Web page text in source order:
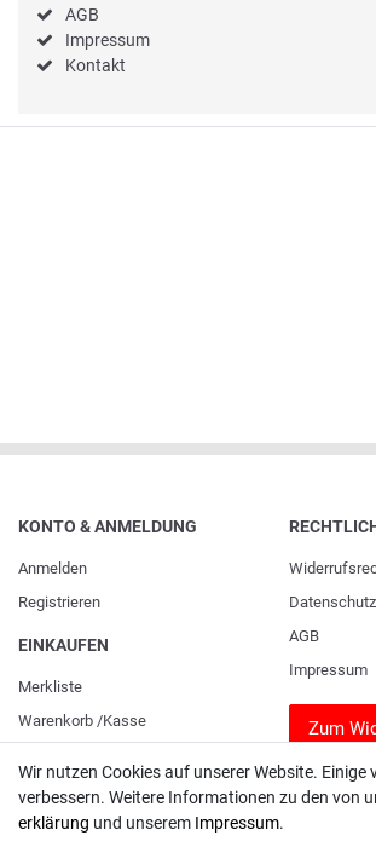
AGB
Impressum
Kontakt
KONTO & ANMELDUNG
Anmelden
Registrieren
EINKAUFEN
Merkliste
Warenkorb /Kasse
AGB
Impressum
Zum
Unser Unternehmen sammelt über den unabhängigen
Wir nutzen Cookies auf unserer Website.
verbessern. Weitere Informationen zu den von
erklärung und unserem Impressum.